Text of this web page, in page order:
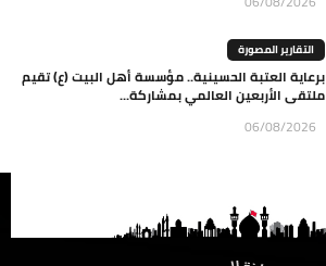
التقارير المصورة
برعاية العتبة الحسينية.. مؤسسة أهل البيت (ع) تقيم
ملتقى الأربعين العالمي بمشاركة...
06/08/2026